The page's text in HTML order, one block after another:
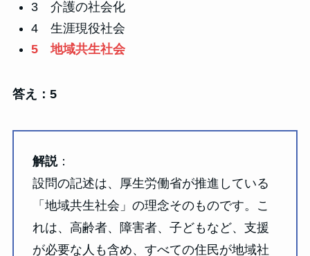
3 介護の社会化
4 生涯現役社会
5 地域共生社会
答え：5
解説：
設問の記述は、厚生労働省が推進している
「地域共生社会」の理念そのものです。こ
れは、高齢者、障害者、子どもなど、支援
が必要な人も含め、すべての住民が地域社